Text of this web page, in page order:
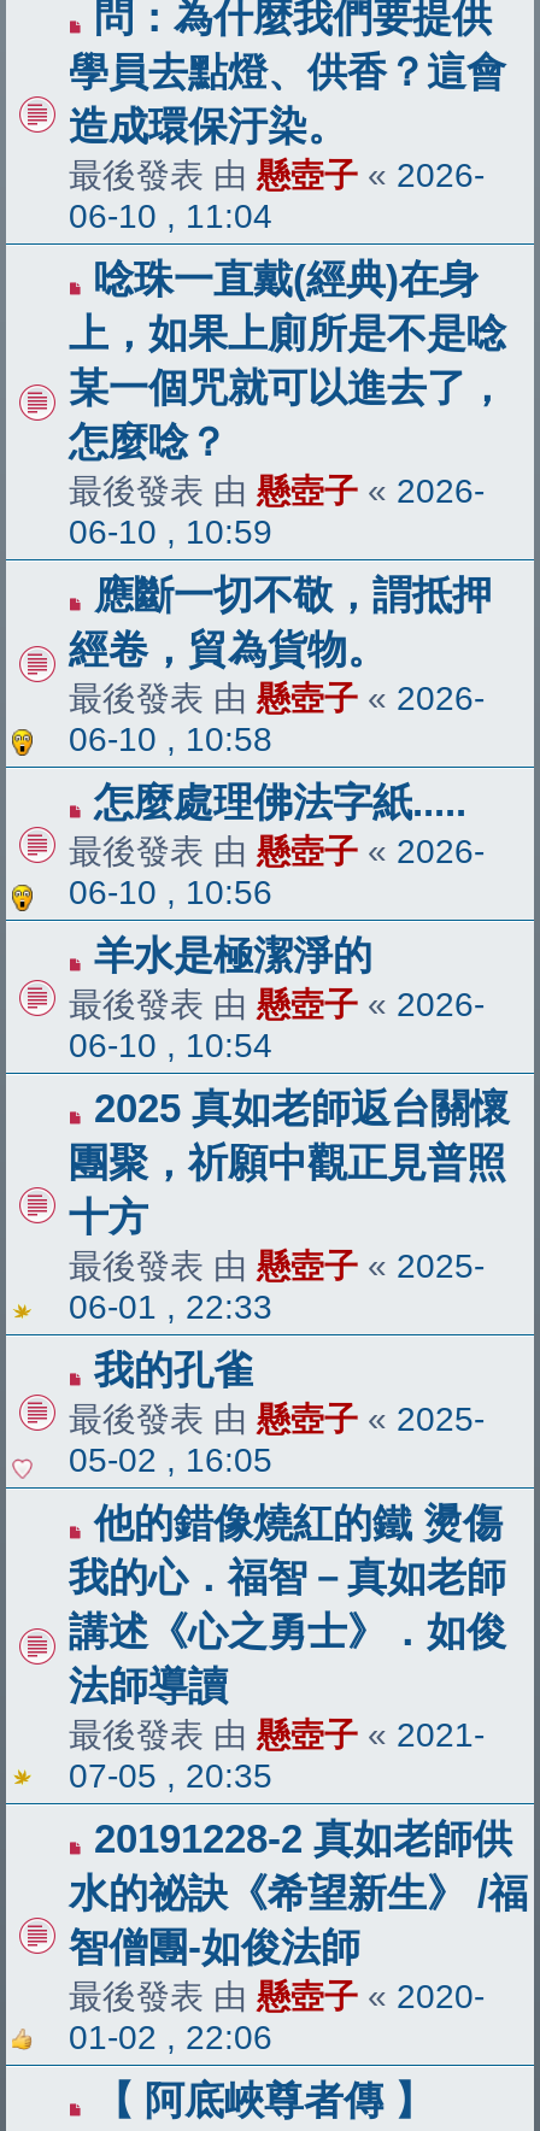
問：為什麼我們要提供
學員去點燈、供香？這會
造成環保汙染。
最後發表 由 懸壺子 « 2026-
06-10 , 11:04
唸珠一直戴(經典)在身
上，如果上廁所是不是唸
某一個咒就可以進去了，
怎麼唸？
最後發表 由 懸壺子 « 2026-
06-10 , 10:59
應斷一切不敬，謂抵押
經卷，貿為貨物。
最後發表 由 懸壺子 « 2026-
06-10 , 10:58
怎麼處理佛法字紙.....
最後發表 由 懸壺子 « 2026-
06-10 , 10:56
羊水是極潔淨的
最後發表 由 懸壺子 « 2026-
06-10 , 10:54
2025 真如老師返台關懷
團聚，祈願中觀正見普照
十方
最後發表 由 懸壺子 « 2025-
06-01 , 22:33
我的孔雀
最後發表 由 懸壺子 « 2025-
05-02 , 16:05
他的錯像燒紅的鐵 燙傷
我的心．福智－真如老師
講述《心之勇士》．如俊
法師導讀
最後發表 由 懸壺子 « 2021-
07-05 , 20:35
20191228-2 真如老師供
水的祕訣《希望新生》 /福
智僧團-如俊法師
最後發表 由 懸壺子 « 2020-
01-02 , 22:06
【 阿底峽尊者傳 】